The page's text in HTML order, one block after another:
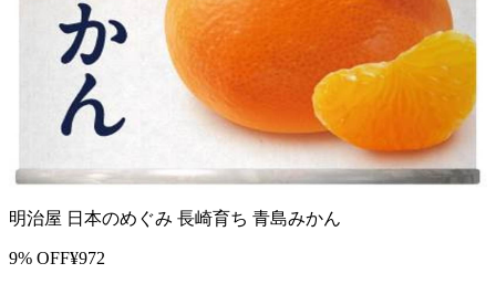
明治屋 日本のめぐみ 長崎育ち 青島みかん
9% OFF¥972